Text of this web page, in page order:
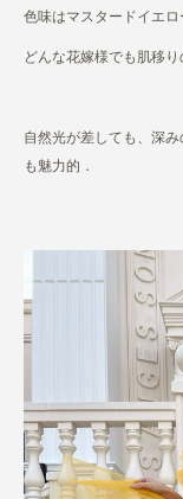
色味はマスタードイエロ
どんな花嫁様でも肌移
自然光が差しても、深
も魅力的．